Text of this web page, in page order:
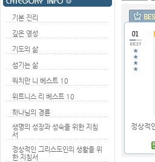
기본 진리
깊은 영성
기도의 삶
섬기는 삶
워치만 니 베스트 10
위트니스 리 베스트 10
하나님의 경륜
생명의 성장과 성숙을 위한 지침
서
정상적인 그리스도인의 생활을 위
한 지침서
정상적